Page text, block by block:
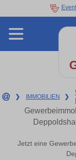
Event
❯ IMMOBILIEN ❯
Jetzt eine